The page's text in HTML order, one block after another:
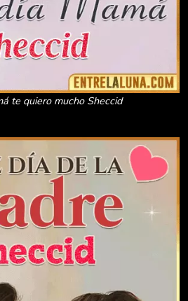
te quiero mucho Sheccid